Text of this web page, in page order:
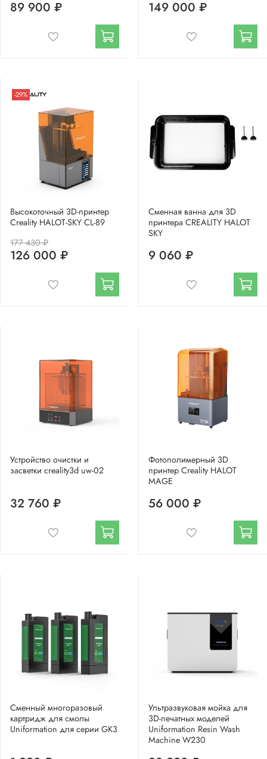
89 900 ₽ 149 000 ₽
-29%
Высокоточный 3D-принтер
Creality HALOT-SKY CL-89
177 430 ₽
126 000 ₽
Сменная ванна для 3D
принтера CREALITY HALOT
SKY
9 060 ₽
Устройство очистки и
засветки creality3d uw-02
32 760 ₽
Фотополимерный 3D
принтер Creality HALOT
MAGE
56 000 ₽
Сменный многоразовый
картридж для смолы
Uniformation для серии GK3
Ультразвуковая мойка для
3D-печатных моделей
Uniformation Resin Wash
Machine W230